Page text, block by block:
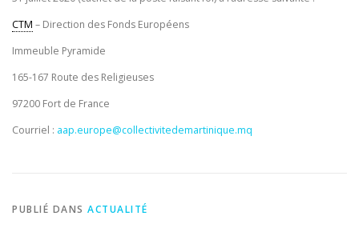
CTM – Direction des Fonds Européens
Immeuble Pyramide
165-167 Route des Religieuses
97200 Fort de France
Courriel : aap.europe@collectivitedemartinique.mq
PUBLIÉ DANS ACTUALITÉ